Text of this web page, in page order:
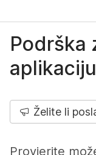
Podrška
Želite li
Provjerite